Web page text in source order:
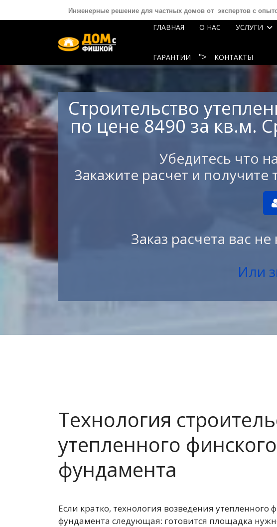
Инженерные решение для частных домов от экспертов с
ГЛАВНАЯ О НАС УСЛУГИ
ГАРАНТИИ "> КОНТАКТЫ
Строительство
по цене 8490 за кв.м.
Убедитесь что
Закажите расчет и
Заказ расчета вас
Или
Технология
утепленного финского
фундамента
Если кратко, технология возведения утепленного
фундамента следующая: готовится площадка
О нас
Услуги
">
Работы
Контакты